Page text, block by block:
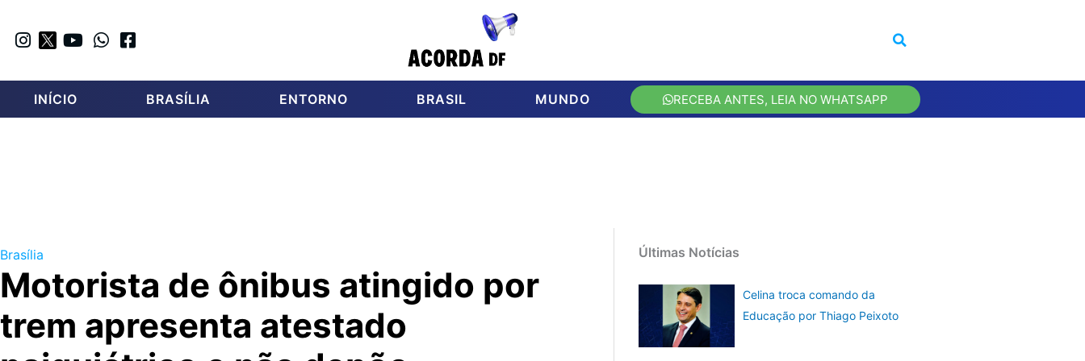
INÍCIO BRASÍLIA ENTORNO BRASIL MUNDO RECEBA ANTES, LEIA NO WHATSAPP
Brasília
Motorista de ônibus atingido por
trem apresenta atestado
Últimas Notícias
Celina troca comando da
Educação por Thiago Peixoto